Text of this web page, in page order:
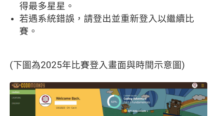
得最多星星。
若遇系統錯誤，請登出並重新登入以繼續比
賽。
(下圖為2025年比賽登入畫面與時間示意圖)